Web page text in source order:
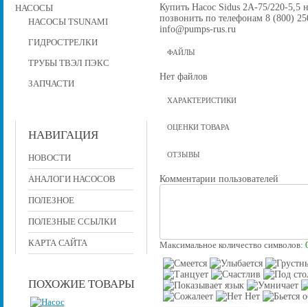
НАСОСЫ
НАСОСЫ TSUNAMI
ГИДРОСТРЕЛКИ
ТРУБЫ ТВЭЛ ПЭКС
ЗАПЧАСТИ
НАВИГАЦИЯ
НОВОСТИ
АНАЛОГИ НАСОСОВ
ПОЛЕЗНОЕ
ПОЛЕЗНЫЕ ССЫЛКИ
КАРТА САЙТА
ПОХОЖИЕ ТОВАРЫ
Купить Насос Sidus 2А-75/220-5,5
позвонить по телефонам 8 (800)
info@pumps-rus.ru
ФАЙЛЫ
Нет файлов
ХАРАКТЕРИСТИКИ
ОЦЕНКИ ТОВАРА
ОТЗЫВЫ
Комментарии пользователей
Максимальное количество символов: